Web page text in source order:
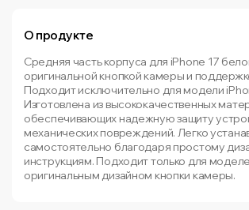
О продукте
Средняя часть корпуса для iPhone 17
оригинальной кнопкой камеры и
Подходит исключительно для модели
Изготовлена из высококачественных
обеспечивающих надежную защиту
механических повреждений. Легко
самостоятельно благодаря простому
инструкциям. Подходит только для
оригинальным дизайном кнопки камеры.